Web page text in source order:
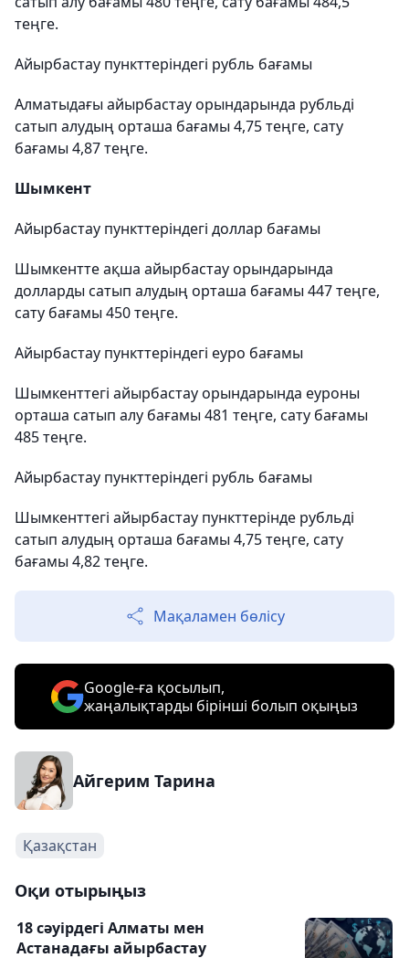
теңге.
Айырбастау пункттеріндегі рубль бағамы
Алматыдағы айырбастау орындарында рубльді
сатып алудың орташа бағамы 4,75 теңге, сату
бағамы 4,87 теңге.
Шымкент
Айырбастау пункттеріндегі доллар бағамы
Шымкентте ақша айырбастау орындарында
долларды сатып алудың орташа бағамы 447 теңге,
сату бағамы 450 теңге.
Айырбастау пункттеріндегі еуро бағамы
Шымкенттегі айырбастау орындарында еуроны
орташа сатып алу бағамы 481 теңге, сату бағамы
485 теңге.
Айырбастау пункттеріндегі рубль бағамы
Шымкенттегі айырбастау пункттерінде рубльді
сатып алудың орташа бағамы 4,75 теңге, сату
бағамы 4,82 теңге.
Мақаламен бөлісу
Google-ға қосылып,
жаңалықтарды бірінші болып оқыңыз
Айгерим Тарина
Қазақстан
Оқи отырыңыз
18 сәуірдегі Алматы мен
Астанадағы айырбастау